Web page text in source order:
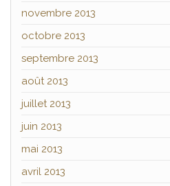
novembre 2013
octobre 2013
septembre 2013
août 2013
juillet 2013
juin 2013
mai 2013
avril 2013